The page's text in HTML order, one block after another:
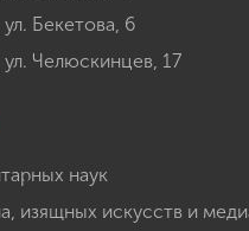
Бекетова, 6
Челюскинцев, 17
наук
изящных искусств и